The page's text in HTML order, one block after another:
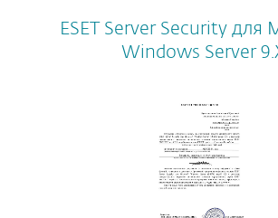
ESET Server Security для
Windows Server